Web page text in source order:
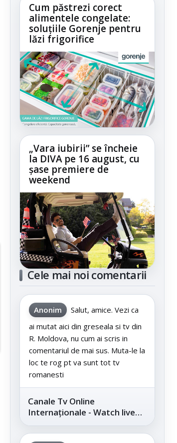
Cum păstrezi corect
alimentele congelate:
soluțiile Gorenje pentru
lăzi frigorifice
„Vara iubirii” se încheie
la DIVA pe 16 august, cu
șase premiere de
weekend
Cele mai noi comentarii
Anonim
Salut, amice. Vezi ca
ai mutat aici din greseala si tv din
R. Moldova, nu cum ai scris in
comentariul de mai sus. Muta-le la
loc te rog pt va sunt tot tv
romanesti
Canale Tv Online
Internaționale - Watch live
channels legally